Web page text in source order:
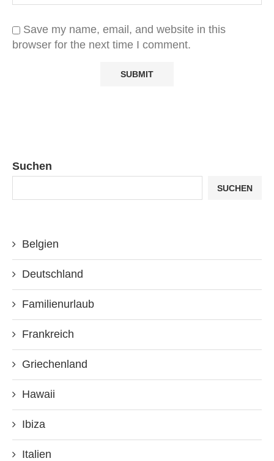
Save my name, email, and website in this
browser for the next time I comment.
Suchen
SUCHEN
Belgien
Deutschland
Familienurlaub
Frankreich
Griechenland
Hawaii
Ibiza
Italien